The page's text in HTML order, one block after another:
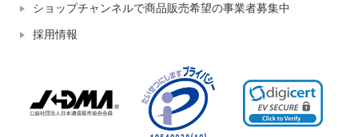
ショップチャンネルで商品販売希望の事業者募集中
採用情報